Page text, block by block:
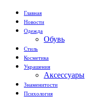
Главная
Новости
Одежда
Обувь
Стиль
Косметика
Украшения
Аксессуары
Знаменитости
Психология